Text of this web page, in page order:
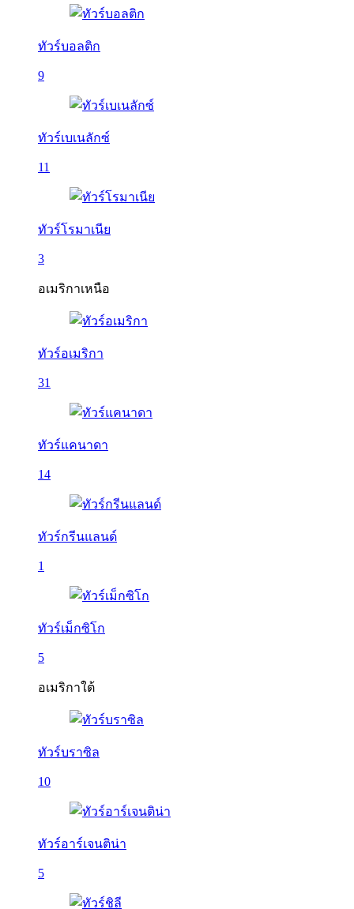
ทัวร์บอลติก
9
ทัวร์เบเนลักซ์
11
ทัวร์โรมาเนีย
3
อเมริกาเหนือ
ทัวร์อเมริกา
31
ทัวร์แคนาดา
14
ทัวร์กรีนแลนด์
1
ทัวร์เม็กซิโก
5
อเมริกาใต้
ทัวร์บราซิล
10
ทัวร์อาร์เจนติน่า
5